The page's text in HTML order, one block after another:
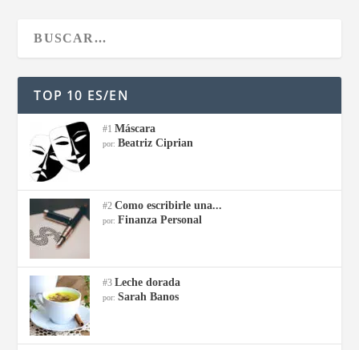
TOP 10 ES/EN
#1Máscara
por: Beatriz Ciprian
#2Como escribirle una...
por: Finanza Personal
#3Leche dorada
por:Sarah Banos